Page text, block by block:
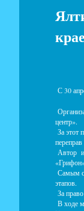
С 30
центр».
За этот
Автор
Самым
этапов.
За
В ходе